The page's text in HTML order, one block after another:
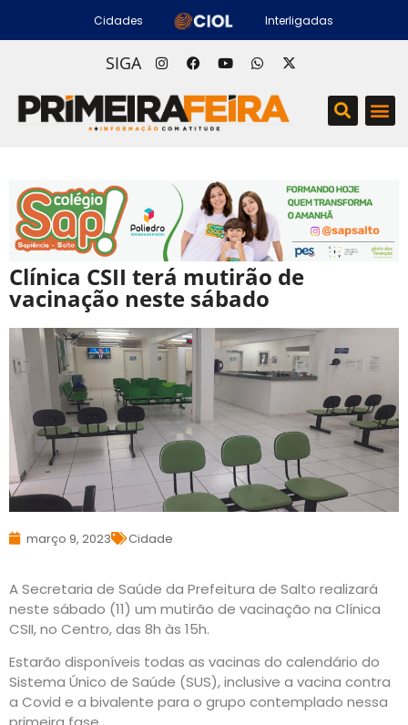
Cidades Interligadas
SIGA
Clínica CSII terá mutirão de
vacinação neste sábado
março 9, 2023 Cidade
A Secretaria de Saúde da Prefeitura de Salto realizará
neste sábado (11) um mutirão de vacinação na Clínica
CSII, no Centro, das 8h às 15h.
Estarão disponíveis todas as vacinas do calendário do
Sistema Único de Saúde (SUS), inclusive a vacina contra
a Covid e a bivalente para o grupo contemplado nessa